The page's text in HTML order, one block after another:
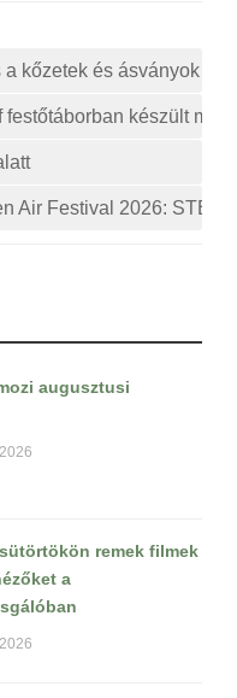
kőzetek és ásványok
készült
Air Festival 2026:
augusztusi
remek filmek
a